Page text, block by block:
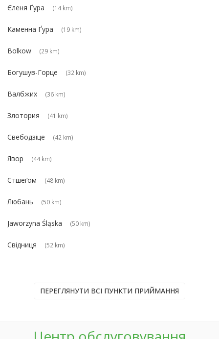
Єленя Ґура (14 km)
Каменна Ґура (19 km)
Bolkow (29 km)
Богушув-Горце (32 km)
Валбжих (36 km)
Злотория (41 km)
Свебодзіце (42 km)
Явор (44 km)
Стшеґом (48 km)
Любань (50 km)
Jaworzyna Śląska (50 km)
Свідниця (52 km)
ПЕРЕГЛЯНУТИ ВСІ ПУНКТИ ПРИЙМАННЯ